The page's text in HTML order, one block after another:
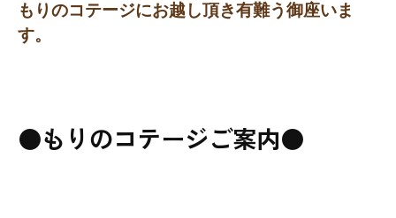
コ
テ
宿
もりのコテージにお越し頂き有難う御座いま
す。
●もりのコテージご案内●